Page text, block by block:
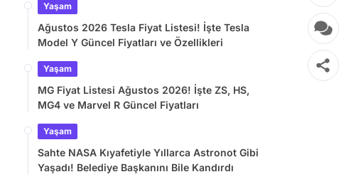
Yaşam
Ağustos 2026 Tesla Fiyat Listesi! İşte Tesla
Model Y Güncel Fiyatları ve Özellikleri
Yaşam
MG Fiyat Listesi Ağustos 2026! İşte ZS, HS,
MG4 ve Marvel R Güncel Fiyatları
Yaşam
Sahte NASA Kıyafetiyle Yıllarca Astronot Gibi
Yaşadı! Belediye Başkanını Bile Kandırdı